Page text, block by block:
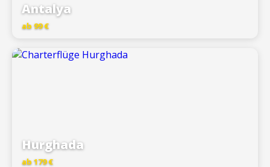
Antalya
ab 99 €
Hurghada
ab 179 €